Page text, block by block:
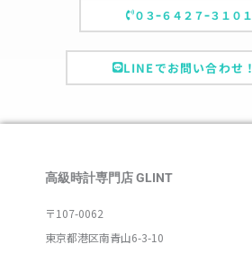
０３ｰ６４２７ｰ３１０１
LINEでお問い合わせ！
高級時計専門店 GLINT
〒107-0062
東京都港区南青山6-3-10